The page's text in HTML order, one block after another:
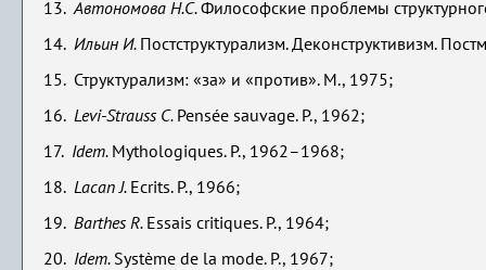
13.Автономова Н.С.Философские проблемы
14.Ильин И. Постструктурализм. Деконструктивизм.
15. Структурализм: «за» и «против». М., 1975;
16.Levi-Strauss С. Pensée sauvage. P., 1962;
17. Idem. Mythologiques. P., 1962–1968;
18.Lacan J. Ecrits. P., 1966;
19.Barthes R. Essais critiques. P., 1964;
20. Idem. Système de la mode. P., 1967;